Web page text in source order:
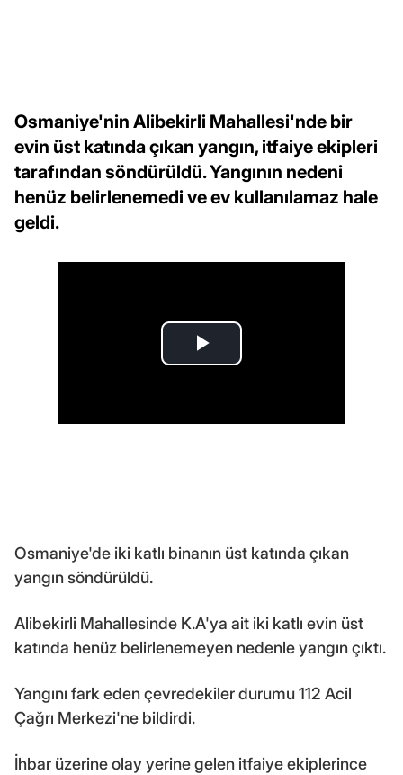
Osmaniye'nin Alibekirli Mahallesi'nde bir
evin üst katında çıkan yangın, itfaiye ekipleri
tarafından söndürüldü. Yangının nedeni
henüz belirlenemedi ve ev kullanılamaz hale
geldi.
Osmaniye'de iki katlı binanın üst katında çıkan
yangın söndürüldü.
Alibekirli Mahallesinde K.A'ya ait iki katlı evin üst
katında henüz belirlenemeyen nedenle yangın çıktı.
Yangını fark eden çevredekiler durumu 112 Acil
Çağrı Merkezi'ne bildirdi.
İhbar üzerine olay yerine gelen itfaiye ekiplerince